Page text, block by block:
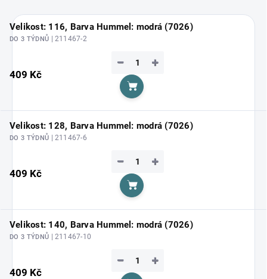
Velikost: 116, Barva Hummel: modrá (7026)
DO 3 TÝDNŮ | 211467-2
409 Kč
+
−
Do košíku
Velikost: 128, Barva Hummel: modrá (7026)
DO 3 TÝDNŮ | 211467-6
409 Kč
+
−
Do košíku
Velikost: 140, Barva Hummel: modrá (7026)
DO 3 TÝDNŮ | 211467-10
409 Kč
+
−